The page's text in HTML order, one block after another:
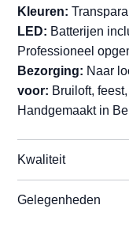
Kleuren:
LED: Batterijen
Professioneel
Bezorging: Naar
voor: Bruiloft,
Handgemaakt in
Kwaliteit
Gelegenheden